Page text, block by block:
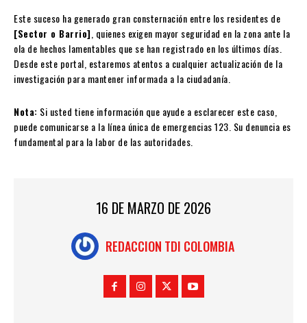
Este suceso ha generado gran consternación entre los residentes de
[Sector o Barrio], quienes exigen mayor seguridad en la zona ante la
ola de hechos lamentables que se han registrado en los últimos días.
Desde este portal, estaremos atentos a cualquier actualización de la
investigación para mantener informada a la ciudadanía.
Nota: Si usted tiene información que ayude a esclarecer este caso,
puede comunicarse a la línea única de emergencias 123. Su denuncia es
fundamental para la labor de las autoridades.
16 DE MARZO DE 2026
REDACCION TDI COLOMBIA